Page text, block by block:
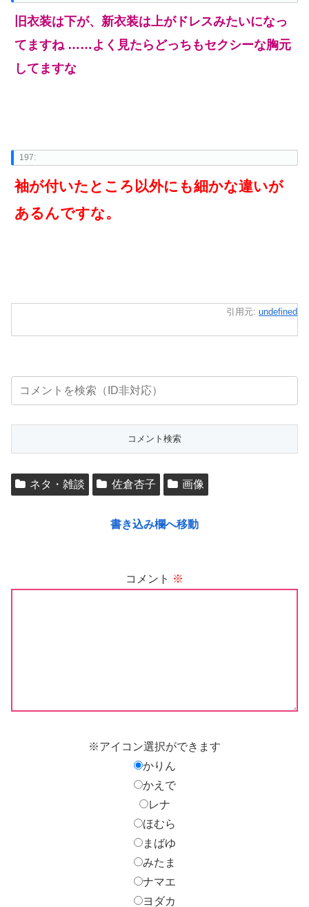
旧衣装は下が、新衣装は上がドレスみたいになっ
てますね ……よく見たらどっちもセクシーな胸元
してますな
197:
袖が付いたところ以外にも細かな違いが
あるんですな。
引用元: undefined
ネタ・雑談 佐倉杏子 画像
書き込み欄へ移動
コメント ※
※アイコン選択ができます
かりん
かえで
レナ
ほむら
まばゆ
みたま
ナマエ
ヨダカ